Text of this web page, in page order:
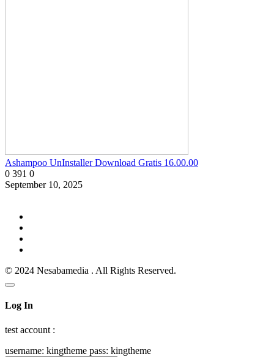
Ashampoo UnInstaller Download Gratis 16.00.00
0 391 0
September 10, 2025
© 2024 Nesabamedia . All Rights Reserved.
Log In
test account :
username: kingtheme pass: kingtheme